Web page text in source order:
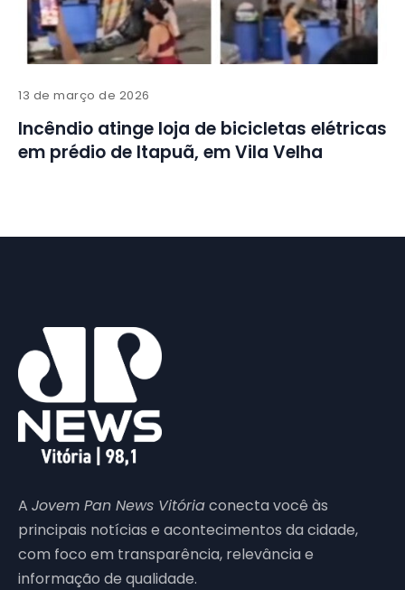
13 de março de 2026
Incêndio atinge loja de bicicletas elétricas
em prédio de Itapuã, em Vila Velha
A Jovem Pan News Vitóriaconecta você às
principais notícias e acontecimentos da cidade,
com foco em transparência, relevância e
informação de qualidade.